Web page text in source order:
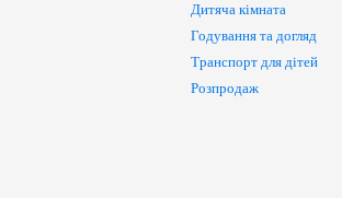
Дитяча кімната
Годування та догляд
Транспорт для дітей
Розпродаж